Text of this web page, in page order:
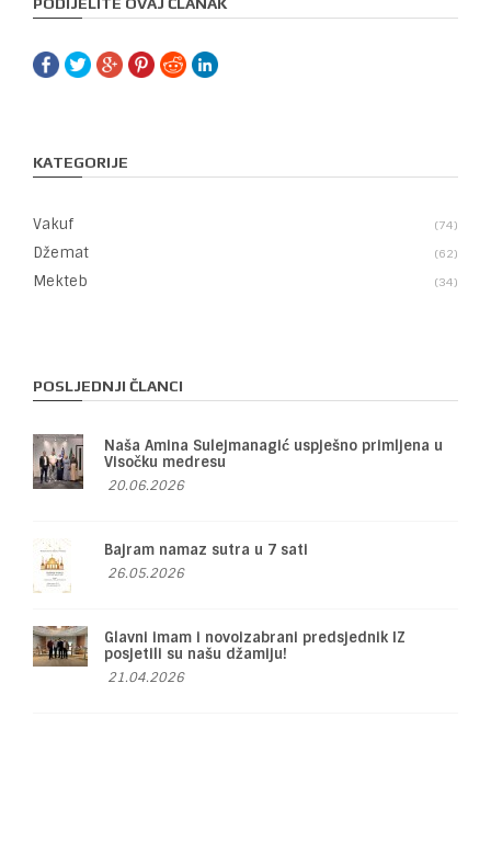
KATEGORIJE
Vakuf 74
Džemat 62
Mekteb 34
POSLJEDNJI ČLANCI
Naša Amina Sulejmanagić uspješno primljena u
Visočku medresu
20.06.2026
Bajram namaz sutra u 7 sati
26.05.2026
Glavni imam i novoizabrani predsjednik IZ
posjetili su našu džamiju!
21.04.2026